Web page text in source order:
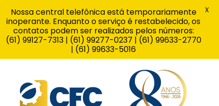
Nossa central telefônica está temporariamente
inoperante. Enquanto o serviço é restabelecido, os
contatos podem ser realizados pelos números:
(61) 99127-7313 | (61) 99277-0237 | (61) 99633-2770
| (61) 99633-5016
X